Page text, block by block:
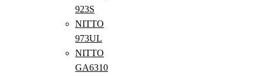
923S
NITTO
973UL
NITTO
GA6310